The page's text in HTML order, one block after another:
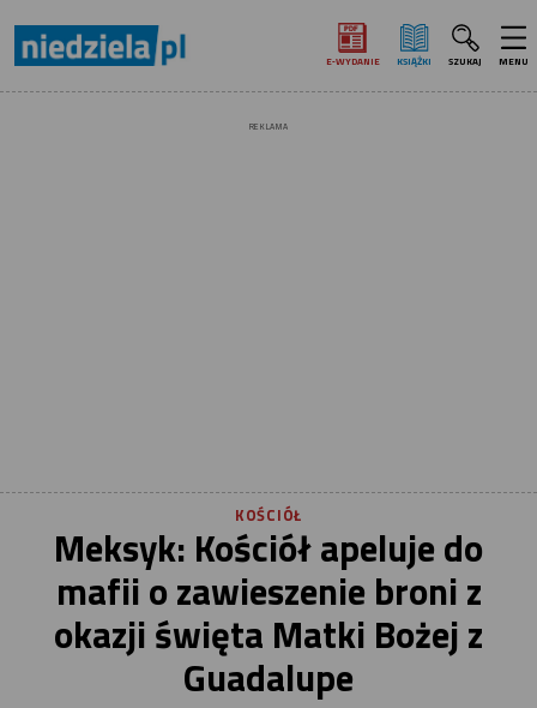
E‑WYDANIE KSIĄŻKI SZUKAJ MENU
REKLAMA
KOŚCIÓŁ
Meksyk: Kościół apeluje do
mafii o zawieszenie broni z
okazji święta Matki Bożej z
Guadalupe